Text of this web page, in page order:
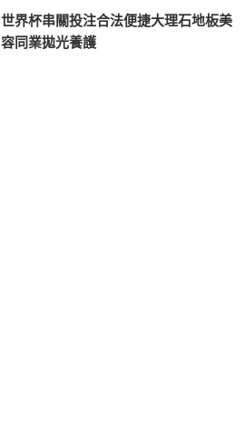
章
導
一
篇
世界杯串關投注合法便捷大理石地板美
容同業拋光養護